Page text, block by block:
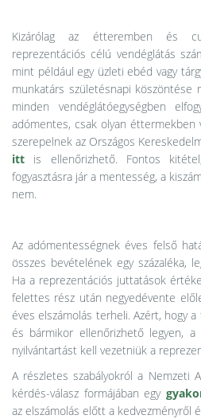
Kizárólag az étteremben és
reprezentációs célú vendéglátás
mint például egy üzleti ebéd vagy
munkatárs születésnapi
minden vendéglátóegységben
adómentes, csak olyan éttermekben
szerepelnek az Országos
itt is ellenőrizhető. Fontos
fogyasztásra jár a mentesség, a
nem.
Az adómentességnek éves felső
összes bevételének egy százaléka,
Ha a reprezentációs juttatások
felettes rész után negyedévente
éves elszámolás terheli. Azért, hogy
és bármikor ellenőrizhető legyen, a
nyilvántartást kell vezetniük a
A részletes szabályokról a Nemzeti
kérdés-válasz formájában egy
az elszámolás előtt a kedvezményről